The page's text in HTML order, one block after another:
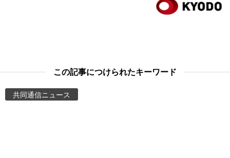
この記事につけられたキーワード
共同通信ニュース